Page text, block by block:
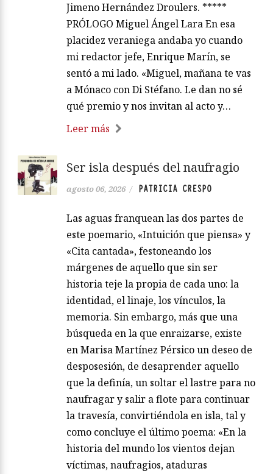
Jimeno Hernández Droulers. *****
PRÓLOGO Miguel Ángel Lara En esa
placidez veraniega andaba yo cuando
mi redactor jefe, Enrique Marín, se
sentó a mi lado. «Miguel, mañana te vas
a Mónaco con Di Stéfano. Le dan no sé
qué premio y nos invitan al acto y…
Leer más
Ser isla después del naufragio
agosto 06, 2026 / PATRICIA CRESPO
Las aguas franquean las dos partes de
este poemario, «Intuición que piensa» y
«Cita cantada», festoneando los
márgenes de aquello que sin ser
historia teje la propia de cada uno: la
identidad, el linaje, los vínculos, la
memoria. Sin embargo, más que una
búsqueda en la que enraizarse, existe
en Marisa Martínez Pérsico un deseo de
desposesión, de desaprender aquello
que la definía, un soltar el lastre para no
naufragar y salir a flote para continuar
la travesía, convirtiéndola en isla, tal y
como concluye el último poema: «En la
historia del mundo los vientos dejan
víctimas, naufragios, ataduras